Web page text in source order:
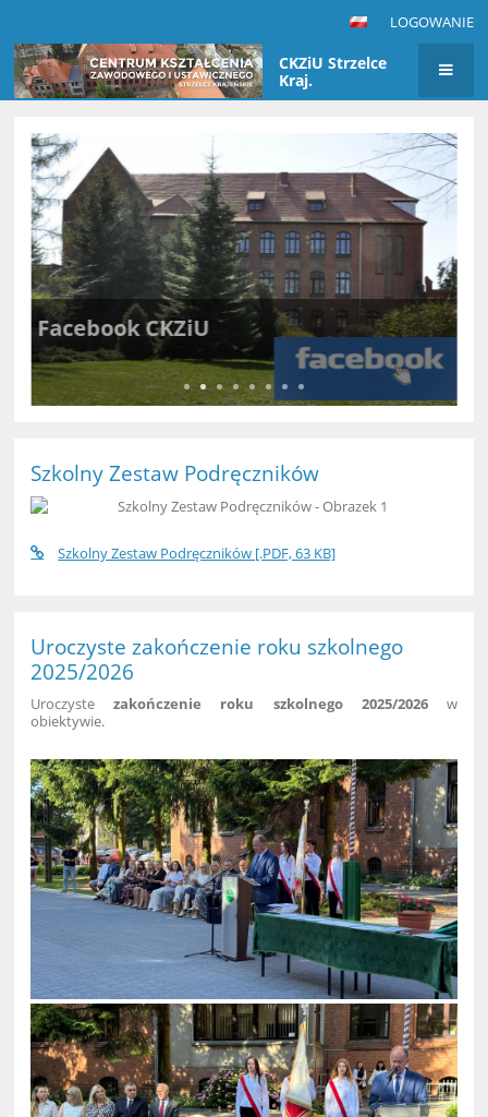
LOGOWANIE
CKZiU Strzelce
Kraj.
Strona
główna
Facebook CKZiU
Dołącz do naszej społeczności szkolnej
Szkolny Zestaw Podręczników
Szkolny Zestaw Podręczników [.PDF, 63 KB]
Uroczyste zakończenie roku szkolnego
2025/2026
Uroczystezakończenie roku szkolnego 2025/2026w
obiektywie.